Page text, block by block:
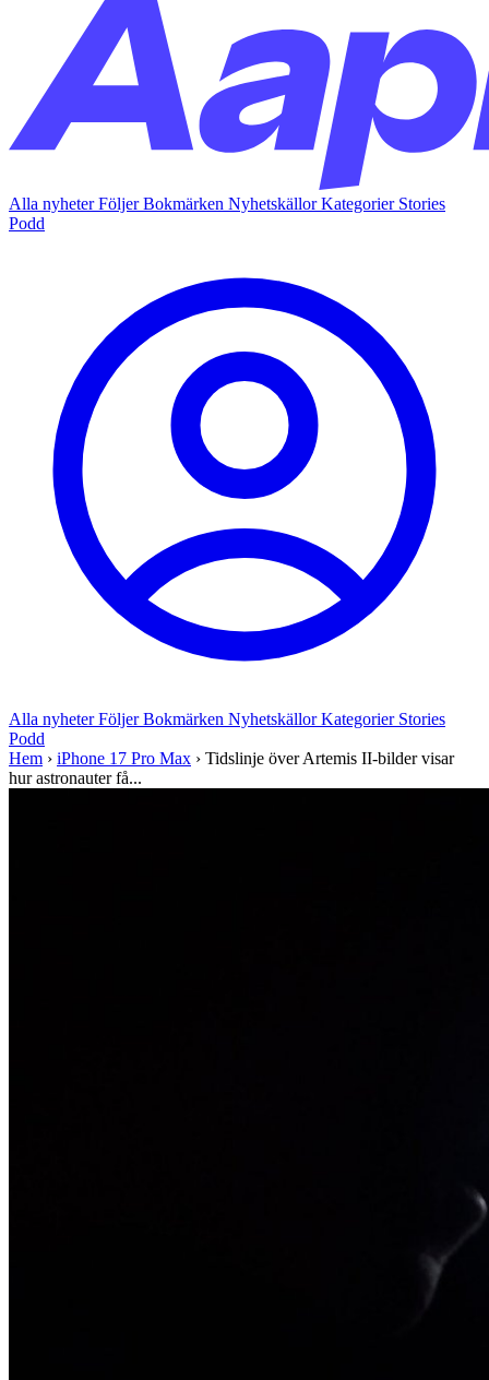
Alla nyheterFöljerBokmärken NyhetskällorKategorier Stories
Podd
Alla nyheterFöljerBokmärken NyhetskällorKategorier Stories
Podd
Hem › iPhone 17 Pro Max › Tidslinje över Artemis II-bilder visar
hur astronauter få...